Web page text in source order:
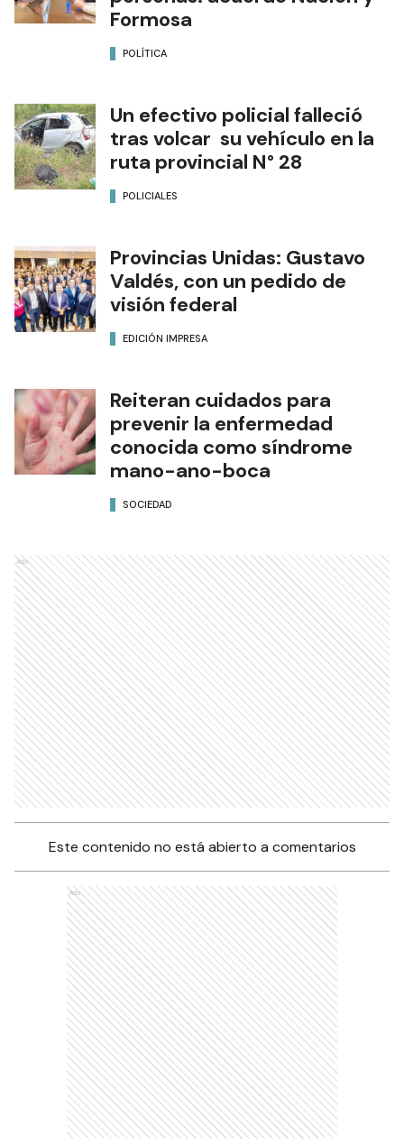
Formosa
POLÍTICA
Un efectivo policial falleció
tras volcar su vehículo en la
ruta provincial N° 28
POLICIALES
Provincias Unidas: Gustavo
Valdés, con un pedido de
visión federal
EDICIÓN IMPRESA
Reiteran cuidados para
prevenir la enfermedad
conocida como síndrome
mano-ano-boca
SOCIEDAD
Ads
Este contenido no está abierto a comentarios
Ads